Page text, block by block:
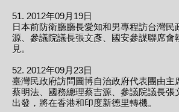
51. 2012年09月19日
日本前防衛廳廳長愛知和男專程訪台灣民
源、參議院議長張文彥、國安參謀聯席會
見。
52. 2012年09月23日
臺灣民政府訪問圖博自治政府代表團由主
蔡明法、國務總理蔡吉源、參議院議長張
出發，將在香港和印度新德里轉機。